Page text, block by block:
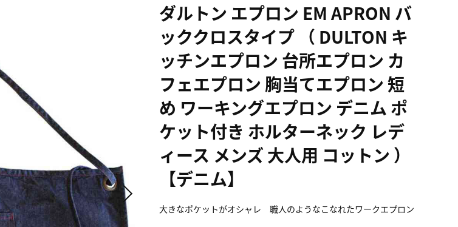
ダルトン エプロン EM APRON バ
ッククロスタイプ （ DULTON キ
ッチンエプロン 台所エプロン カ
フェエプロン 胸当てエプロン 短
め ワーキングエプロン デニム ポ
ケット付き ホルターネック レデ
ィース メンズ 大人用 コットン ）
【デニム】
大きなポケットがオシャレ 職人のようなこなれたワークエプロン